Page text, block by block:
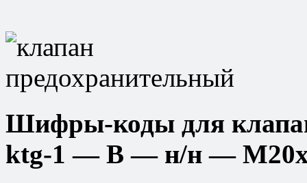
Шифры-коды для
ktg-1 — В — н/н —